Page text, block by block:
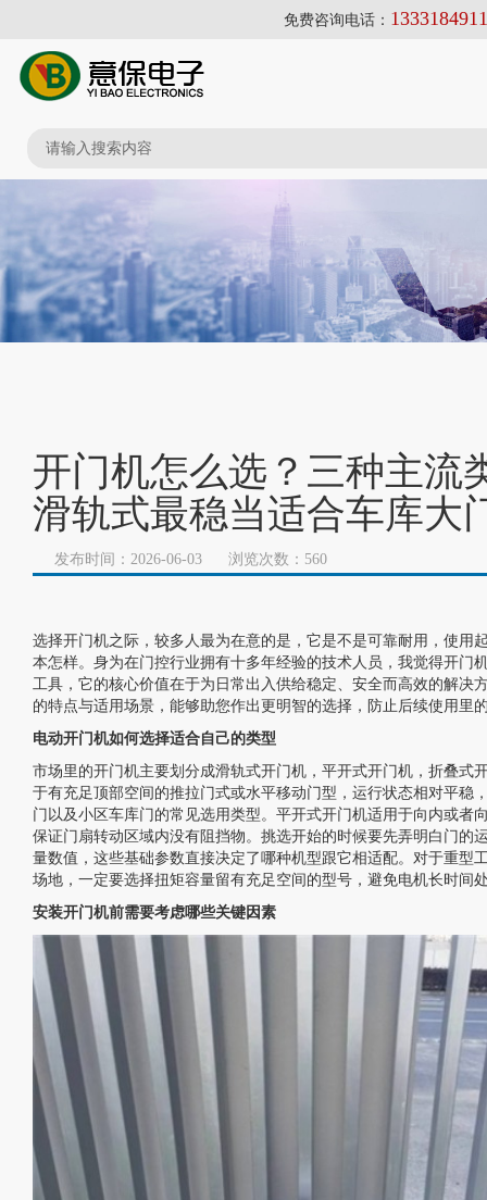
免费咨询电话：
开门机怎么选？三种主流
滑轨式最稳当适合车库大
发布时间：2026-06-03 浏览次数：560
选择开门机之际，较多人最为在意的是，它是不是可靠耐用，使用
本怎样。身为在门控行业拥有十多年经验的技术人员，我觉得开门
工具，它的核心价值在于为日常出入供给稳定、安全而高效的解决
的特点与适用场景，能够助您作出更明智的选择，防止后续使用里
电动开门机如何选择适合自己的类型
市场里的开门机主要划分成滑轨式开门机，平开式开门机，折叠式
于有充足顶部空间的推拉门式或水平移动门型，运行状态相对平稳
门以及小区车库门的常见选用类型。平开式开门机适用于向内或者
保证门扇转动区域内没有阻挡物。挑选开始的时候要先弄明白门的
量数值，这些基础参数直接决定了哪种机型跟它相适配。对于重型
场地，一定要选择扭矩容量留有充足空间的型号，避免电机长时间
安装开门机前需要考虑哪些关键因素